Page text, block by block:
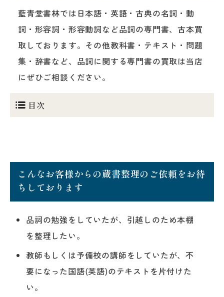
藍青堂書林では日本語・英語・古典の名詞・動
詞・形容詞・形容動詞など品詞の専門書、古本買
取しております。その他教科書・テキスト・問題
集・辞書など、品詞に関する専門書の買取は当店
にぜひご相談ください。
目次
こんなお客様からの蔵書整理のご依頼をお待
ちしております
品詞の勉強をしていたが、引越しのため本棚
を整理したい。
教師もしくは予備校の講師をしていたが、不
要になった国語(英語)のテキストを片付けた
い。